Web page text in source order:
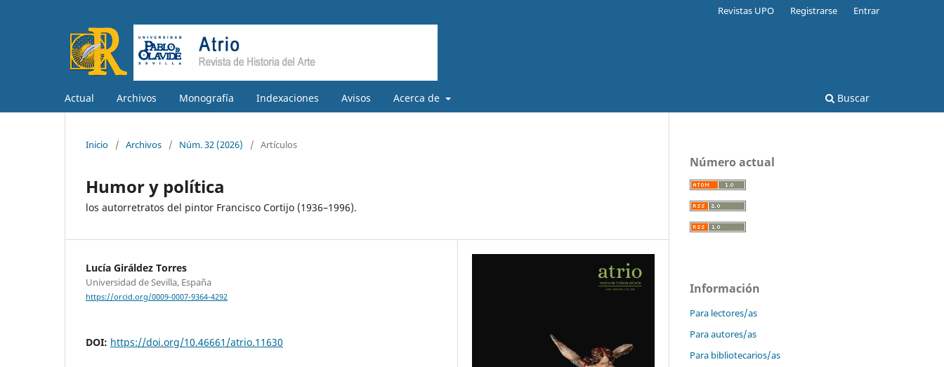
Actual Archivos Monografía Indexaciones Avisos Acerca de Buscar
Revistas UPO Registrarse Entrar
Inicio / Archivos / Núm. 32 (2026) / Artículos
Humor y política
los autorretratos del pintor Francisco Cortijo (1936–1996).
Lucía Giráldez Torres
Universidad de Sevilla, España
https://orcid.org/0009-0007-9364-4292
DOI: https://doi.org/10.46661/atrio.11630
Número actual
Información
Para lectores/as
Para autores/as
Para bibliotecarios/as